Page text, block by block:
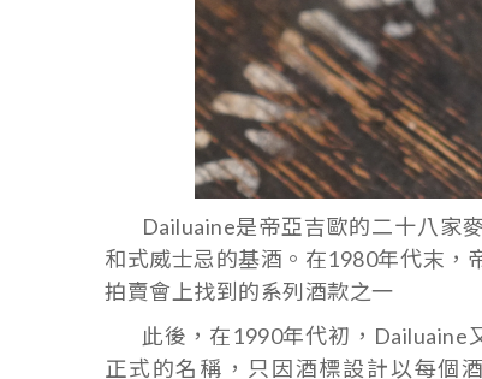
Dailuaine是帝亞吉歐的二十八家麥
和式威士忌的基酒。在1980年代末
拍賣會上找到的系列酒款之一
此後，在1990年代初，Dailuaine
正式的名稱，只因酒標設計以每個